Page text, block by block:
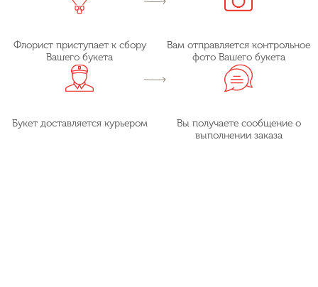
Флорист приступает к сбору
Вашего букета
Вам отправляется контрольное
фото Вашего букета
Букет доставляется курьером
Вы получаете сообщение о
выполнении заказа